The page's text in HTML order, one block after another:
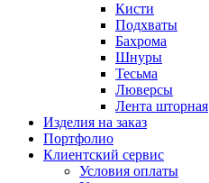
Кисти
Подхваты
Бахрома
Шнуры
Тесьма
Люверсы
Лента шторная
Изделия на заказ
Портфолио
Клиентский сервис
Условия оплаты